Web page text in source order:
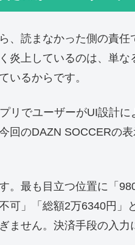
、読まなかった側の責
炎上しているのは、単な
いるからです。
リでユーザーがUI設計
回のDAZN SOCCERの
。最も目立つ位置に「
可」「総額2万6340円」
ません。決済手段の入